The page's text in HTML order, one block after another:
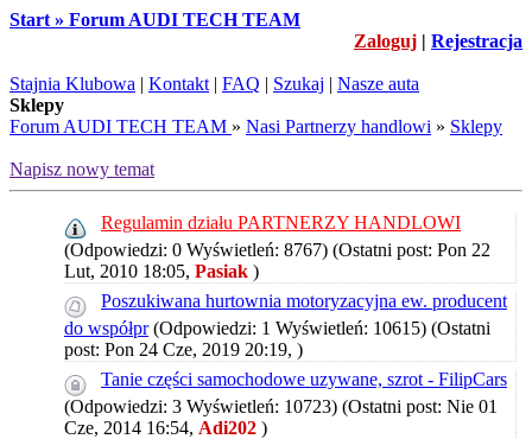
Start » Forum AUDI TECH TEAM
Zaloguj | Rejestracja
Stajnia Klubowa | Kontakt | FAQ | Szukaj | Nasze auta
Sklepy
Forum AUDI TECH TEAM » Nasi Partnerzy handlowi » Sklepy
Napisz nowy temat
Regulamin działu PARTNERZY HANDLOWI
(Odpowiedzi: 0 Wyświetleń: 8767) (Ostatni post: Pon 22
Lut, 2010 18:05, Pasiak )
Poszukiwana hurtownia motoryzacyjna ew. producent
do współpr (Odpowiedzi: 1 Wyświetleń: 10615) (Ostatni
post: Pon 24 Cze, 2019 20:19, )
Tanie części samochodowe uzywane, szrot - FilipCars
(Odpowiedzi: 3 Wyświetleń: 10723) (Ostatni post: Nie 01
Cze, 2014 16:54, Adi202 )